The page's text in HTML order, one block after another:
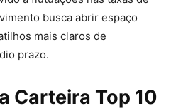
busca abrir espaço
mais claros de
prazo.
Carteira Top 10